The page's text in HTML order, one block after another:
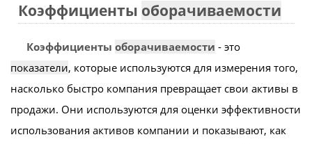
Коэффициенты оборачиваемости
Коэффициенты оборачиваемости - это
показатели, которые используются для измерения того,
насколько быстро компания превращает свои активы в
продажи. Они используются для оценки эффективности
использования активов компании и показывают, как